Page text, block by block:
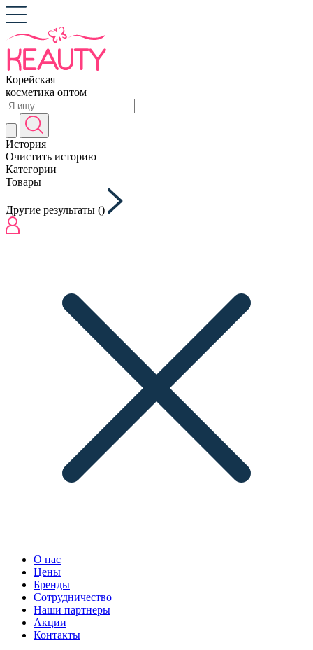
Корейская
косметика оптом
История
Очистить историю
Категории
Товары
Другие результаты ()
О нас
Цены
Бренды
Сотрудничество
Наши партнеры
Акции
Контакты